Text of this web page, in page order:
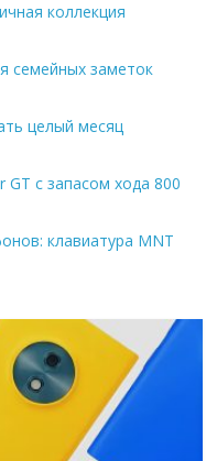
коллекция
семейных заметок
целый месяц
GT с запасом хода 800
клавиатура MNT